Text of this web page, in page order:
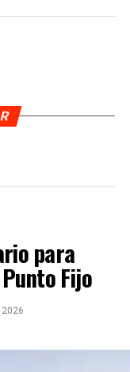
para
Fijo